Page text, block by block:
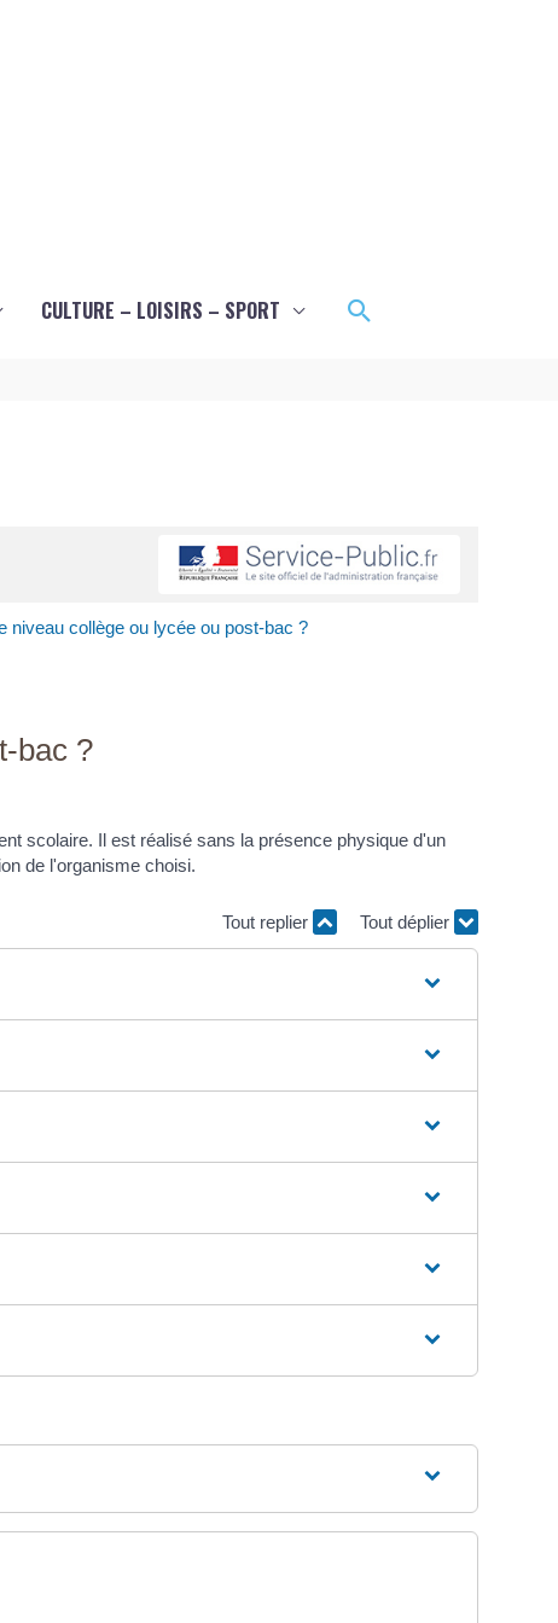
CULTURE – LOISIRS – SPORT Rechercher
niveau collège ou lycée ou post-bac ?
bac ?
scolaire. Il est réalisé sans la présence physique d'un
de l'organisme choisi.
Tout replier Tout déplier